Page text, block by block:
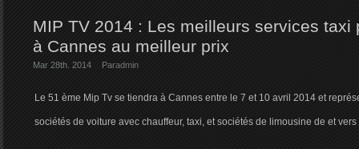
MIP TV 2014 : Les meilleurs services taxi
à Cannes au meilleur prix
Mar 28th. 2014 Paradmin
Le 51 ème Mip Tv se tiendra à Cannes entre le 7 et 10 avril 2014 et
sociétés de voiture avec chauffeur, taxi, et sociétés de limousine de et vers